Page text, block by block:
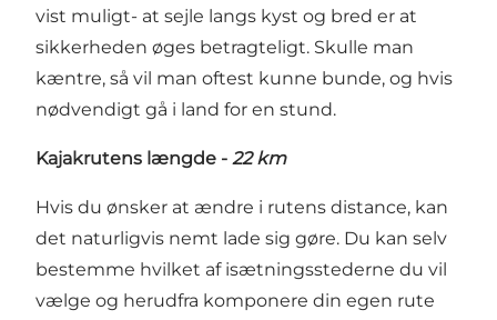
vist muligt- at sejle langs kyst og bred er at
sikkerheden øges betragteligt. Skulle man
kæntre, så vil man oftest kunne bunde, og hvis
nødvendigt gå i land for en stund.
Kajakrutens længde - 22 km
Hvis du ønsker at ændre i rutens distance, kan
det naturligvis nemt lade sig gøre. Du kan selv
bestemme hvilket af isætningsstederne du vil
vælge og herudfra komponere din egen rute